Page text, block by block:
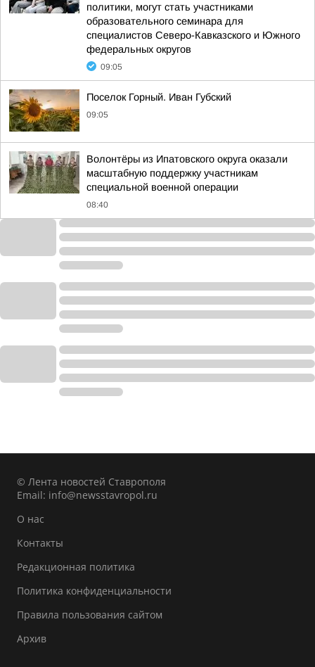
политики, могут стать участниками
образовательного семинара для
специалистов Северо-Кавказского и Южного
федеральных округов
09:05
Поселок Горный. Иван Губский
09:05
Волонтёры из Ипатовского округа оказали
масштабную поддержку участникам
специальной военной операции
08:40
© Лента новостей Ставрополя
Email: info@newsstavropol.ru
О нас
Контакты
Редакционная политика
Политика конфиденциальности
Правила пользования сайтом
Архив